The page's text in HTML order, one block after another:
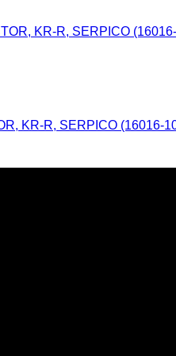
KR-R, SERPICO (16016-